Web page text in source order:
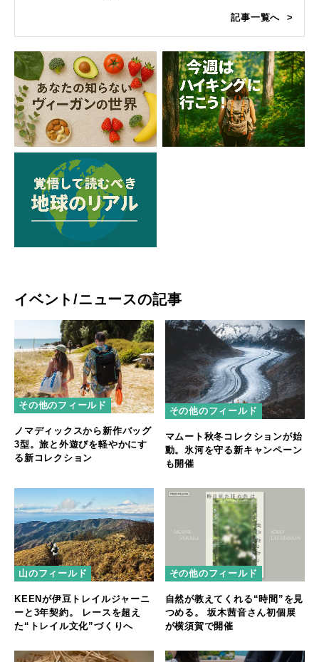
記事一覧へ
イベント/ニュースの記事
その他のフィールド
ノマディックスから新作バッグ
3型。旅と外遊びを軽やかにす
る新コレクション
その他のフィールド
マムート秋冬コレクションが始
動。氷河を守る新キャンペーン
も開催
山のフィールド
KEENが伊豆トレイルジャーニ
ーと3年契約。 レースを超え
た“トレイル文化”づくりへ
その他のフィールド
自然が教えてくれる“時間”を見
つめる。 坂木茜音さん初個展
が横須賀で開催